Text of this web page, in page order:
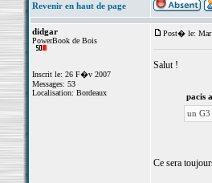
Revenir en haut de page
didgar
PowerBook de Bois
Inscrit le: 26 F�v 2007
Messages: 53
Localisation: Bordeaux
Post� le: Mar
Salut !
pacis
un G3
Ce sera